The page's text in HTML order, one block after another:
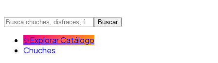
Buscar
✨Explorar Catálogo
Chuches